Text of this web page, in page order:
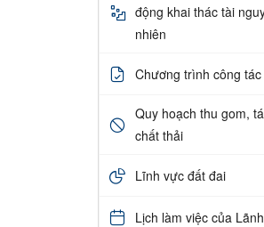
động khai thác tài
nhiên
Chương trình công
Quy hoạch thu gom,
chất thải
Lĩnh vực đất đai
Lịch làm việc của